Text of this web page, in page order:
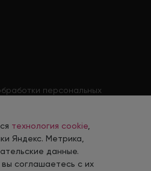
персональных
данных
файлов cookie
технология cookie
Яндекс. Метрика,
данные.
соглашаетесь с их